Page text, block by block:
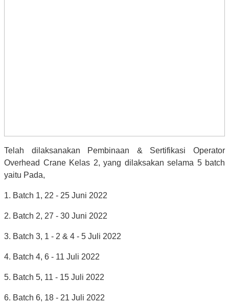
Telah dilaksanakan Pembinaan & Sertifikasi Operator
Overhead Crane Kelas 2, yang dilaksakan selama 5 batch
yaitu Pada,
1. Batch 1, 22 - 25 Juni 2022
2. Batch 2, 27 - 30 Juni 2022
3. Batch 3, 1 - 2 & 4 - 5 Juli 2022
4. Batch 4, 6 - 11 Juli 2022
5. Batch 5, 11 - 15 Juli 2022
6. Batch 6, 18 - 21 Juli 2022